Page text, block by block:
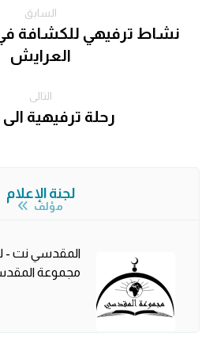
السابق
نشاط ترفيهي للكشافة
العرايش
التالى
رحلة ترفيهية
لجنة الإعلام
مؤلف
المقدسي نت -
مجموعة